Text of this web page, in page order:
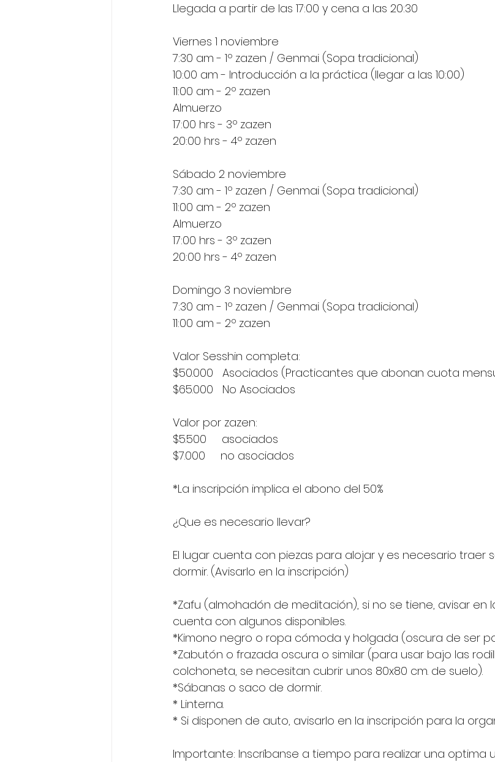
Llegada a partir de las 17:00 y cena a las 20:30
Viernes 1 noviembre
7:30 am - 1º zazen / Genmai (Sopa tradicional)
10:00 am - Introducción a la práctica (llegar a las 10:00)
11:00 am - 2º zazen
Almuerzo
17:00 hrs - 3º zazen
20:00 hrs - 4º zazen
Sábado 2 noviembre
7:30 am - 1º zazen / Genmai (Sopa tradicional)
11:00 am - 2º zazen
Almuerzo
17:00 hrs - 3º zazen
20:00 hrs - 4º zazen
Domingo 3 noviembre
7:30 am - 1º zazen / Genmai (Sopa tradicional)
11:00 am - 2º zazen
Valor Sesshin completa:
$50.000   Asociados (Practicantes que abonan cuota
$65.000   No Asociados
Valor por zazen:
$5.500     asociados
$7.000     no asociados
*La inscripción implica el abono del 50%
¿Que es necesario llevar?
El lugar cuenta con piezas para alojar y es necesario traer
dormir. (Avisarlo en la inscripción)
*Zafu (almohadón de meditación), si no se tiene, avisar en
cuenta con algunos disponibles.
*Kimono negro o ropa cómoda y holgada (oscura de ser
*Zabutón o frazada oscura o similar (para usar bajo las
colchoneta, se necesitan cubrir unos 80x80 cm. de suelo).
*Sábanas o saco de dormir.
* Linterna.
* Si disponen de auto, avisarlo en la inscripción para la
Importante: Inscríbanse a tiempo para realizar una optima